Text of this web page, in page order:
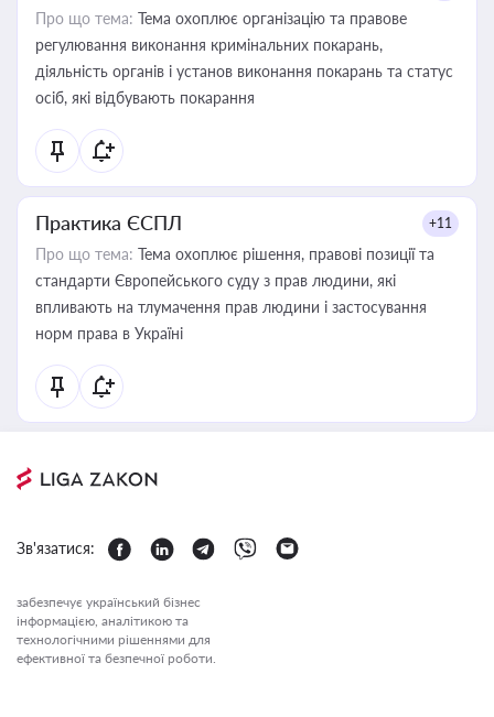
Про що тема: Тема охоплює організацію та правове
регулювання виконання кримінальних покарань,
діяльність органів і установ виконання покарань та статус
осіб, які відбувають покарання
Практика ЄСПЛ +11
Про що тема: Тема охоплює рішення, правові позиції та
стандарти Європейського суду з прав людини, які
впливають на тлумачення прав людини і застосування
норм права в Україні
Зв'язатися:
забезпечує український бізнес
інформацією, аналітикою та
технологічними рішеннями для
ефективної та безпечної роботи.